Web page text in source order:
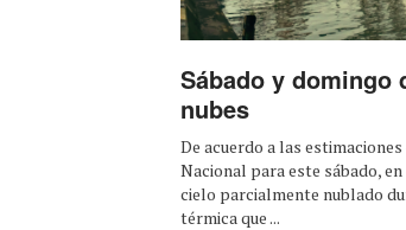
Sábado y domingo
nubes
De acuerdo a las
Nacional para este sábado,
cielo parcialmente nublado
térmica que ...